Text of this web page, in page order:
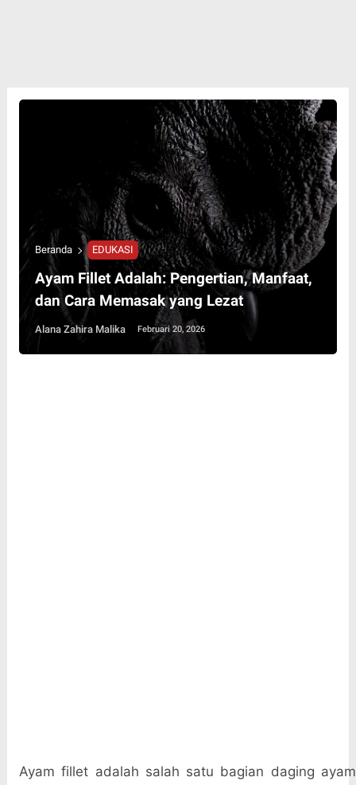
Beranda EDUKASI
Ayam Fillet Adalah: Pengertian, Manfaat,
dan Cara Memasak yang Lezat
Alana Zahira Malika Februari 20, 2026
Ayam fillet adalah salah satu bagian daging ayam